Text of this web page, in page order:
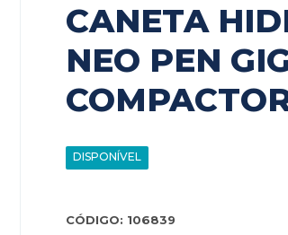
CANETA
NEO PEN
DISPONÍVEL
CÓDIGO: 106839